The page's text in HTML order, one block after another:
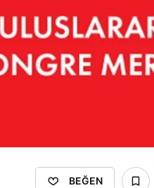
BEĞEN